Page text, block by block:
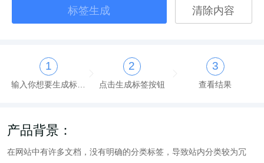
标签生成 清除内容
1 2
点击生成标签按钮
3
查看结果
产品背景：
在网站中有许多文档，没有明确的分类标签，导致站内分类较为冗